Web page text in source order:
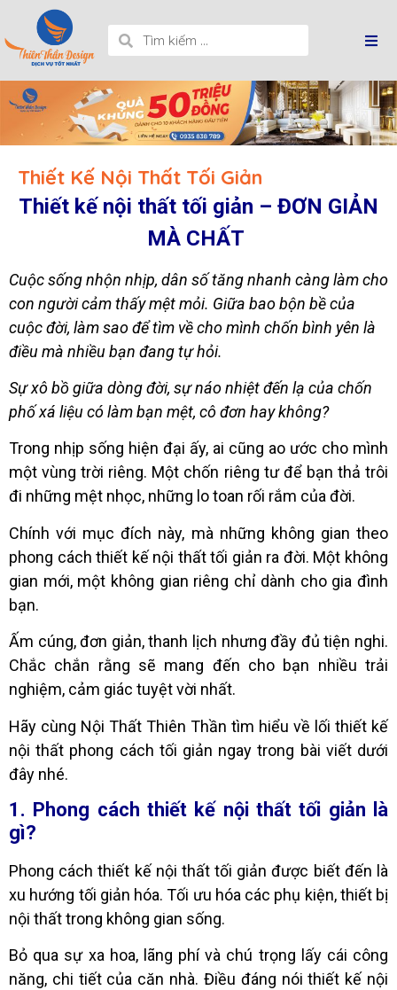
Thiết Kế Nội Thất Tối Giản
Thiết kế nội thất tối giản – ĐƠN GIẢN
MÀ CHẤT
Cuộc sống nhộn nhịp, dân số tăng nhanh càng làm cho
con người cảm thấy mệt mỏi. Giữa bao bộn bề của
cuộc đời, làm sao để tìm về cho mình chốn bình yên là
điều mà nhiều bạn đang tự hỏi.
Sự xô bồ giữa dòng đời, sự náo nhiệt đến lạ của chốn
phố xá liệu có làm bạn mệt, cô đơn hay không?
Trong nhịp sống hiện đại ấy, ai cũng ao ước cho mình
một vùng trời riêng. Một chốn riêng tư để bạn thả trôi
đi những mệt nhọc, những lo toan rối rắm của đời.
Chính với mục đích này, mà những không gian theo
phong cách thiết kế nội thất tối giản ra đời. Một không
gian mới, một không gian riêng chỉ dành cho gia đình
bạn.
Ấm cúng, đơn giản, thanh lịch nhưng đầy đủ tiện nghi.
Chắc chắn rằng sẽ mang đến cho bạn nhiều trải
nghiệm, cảm giác tuyệt vời nhất.
Hãy cùng Nội Thất Thiên Thần tìm hiểu về lối thiết kế
nội thất phong cách tối giản ngay trong bài viết dưới
đây nhé.
1. Phong cách thiết kế nội thất tối giản là
gì?
Phong cách thiết kế nội thất tối giản được biết đến là
xu hướng tối giản hóa. Tối ưu hóa các phụ kiện, thiết bị
nội thất trong không gian sống.
Bỏ qua sự xa hoa, lãng phí và chú trọng lấy cái công
năng, chi tiết của căn nhà. Điều đáng nói thiết kế nội